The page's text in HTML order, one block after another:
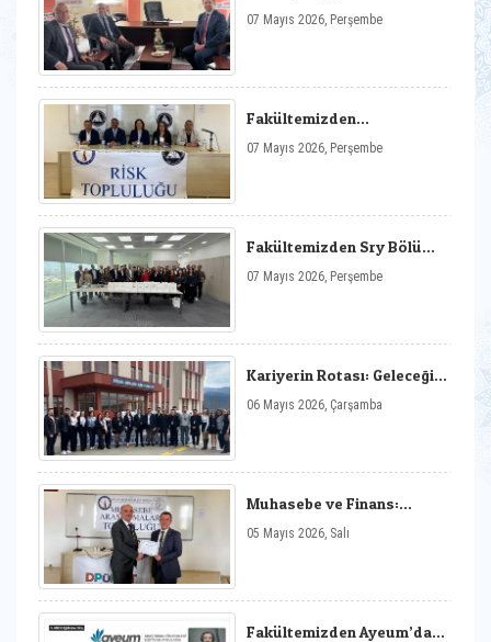
Eğitimde İş Birliği
07 Mayıs 2026, Perşembe
Fakültemizden
Mikrafon-3 Etkinliği
07 Mayıs 2026, Perşembe
Fakültemizden Sry Bölümü
Sektör Ziyaretleri
07 Mayıs 2026, Perşembe
Kariyerin Rotası: Geleceğin
06 Mayıs 2026, Çarşamba
Muhasebe ve Finans:
05 Mayıs 2026, Salı
Fakültemizden Ayeum’da